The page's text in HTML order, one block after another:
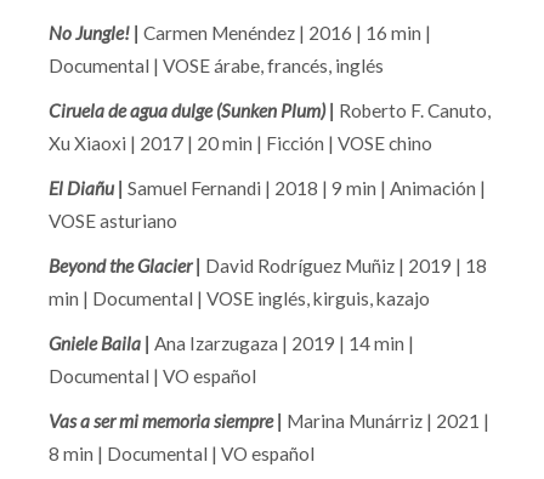
No Jungle! | Carmen Menéndez | 2016 | 16 min |
Documental | VOSE árabe, francés, inglés
Ciruela de agua dulge (Sunken Plum) | Roberto F. Canuto,
Xu Xiaoxi | 2017 | 20 min | Ficción | VOSE chino
El Diañu | Samuel Fernandi | 2018 | 9 min | Animación |
VOSE asturiano
Beyond the Glacier | David Rodríguez Muñiz | 2019 | 18
min | Documental | VOSE inglés, kirguis, kazajo
Gniele Baila | Ana Izarzugaza | 2019 | 14 min |
Documental | VO español
Vas a ser mi memoria siempre | Marina Munárriz | 2021 |
8 min | Documental | VO español